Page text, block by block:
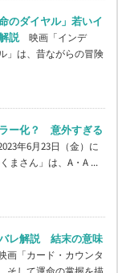
のダイヤル」若いイ
説 映画「インデ
」は、昔ながらの冒険
ー化？ 意外すぎる
年6月23日（金）に
まさん」は、A・A ...
バレ解説 結末の意味
画「カード・カウンタ